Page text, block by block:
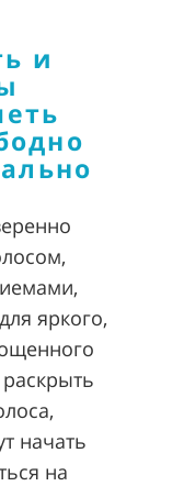
и
яркого,
начать
на